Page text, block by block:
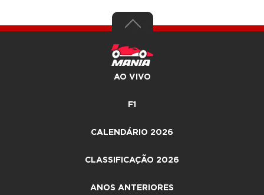
AO VIVO
F1
CALENDÁRIO 2026
CLASSIFICAÇÃO 2026
ANOS ANTERIORES